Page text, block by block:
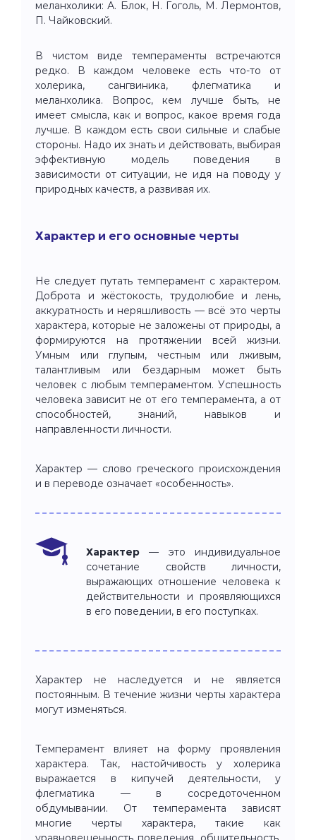
меланхолики: А. Блок, Н. Гоголь, М. Лермонтов,
П. Чайковский.
В чистом виде темпераменты встречаются
редко. В каждом человеке есть что-то от
холерика, сангвиника, флегматика и
меланхолика. Вопрос, кем лучше быть, не
имеет смысла, как и вопрос, какое время года
лучше. В каждом есть свои сильные и слабые
стороны. Надо их знать и действовать, выбирая
эффективную модель поведения в
зависимости от ситуации, не идя на поводу у
природных качеств, а развивая их.
Характер и его основные черты
Не следует путать темперамент с характером.
Доброта и жёстокость, трудолюбие и лень,
аккуратность и неряшливость — всё это черты
характера, которые не заложены от природы, а
формируются на протяжении всей жизни.
Умным или глупым, честным или лживым,
талантливым или бездарным может быть
человек с любым темпераментом. Успешность
человека зависит не от его темперамента, а от
способностей, знаний, навыков и
направленности личности.
Характер — слово греческого происхождения
и в переводе означает «особенность».
Характер — это индивидуальное
сочетание свойств личности,
выражающих отношение человека к
действительности и проявляющихся
в его поведении, в его поступках.
Характер не наследуется и не является
постоянным. В течение жизни черты характера
могут изменяться.
Темперамент влияет на форму проявления
характера. Так, настойчивость у холерика
выражается в кипучей деятельности, у
флегматика — в сосредоточенном
обдумывании. От темперамента зависят
многие черты характера, такие как